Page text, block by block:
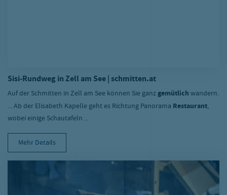
Sisi-Rundweg in Zell am See | schmitten.at
Auf der Schmitten in Zell am See können Sie ganz gemütlich wandern.
... Ab der Elisabeth Kapelle geht es Richtung Panorama Restaurant,
wobei einige Schautafeln ...
Mehr Details